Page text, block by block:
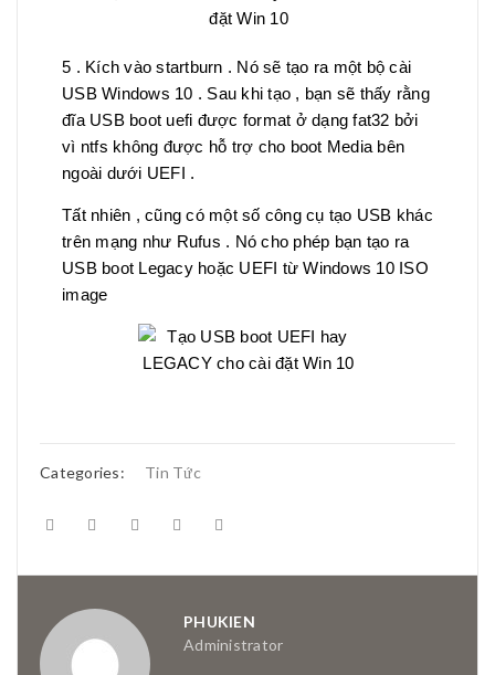
5 . Kích vào startburn . Nó sẽ tạo ra một bộ cài
USB Windows 10 . Sau khi tạo , bạn sẽ thấy rằng
đĩa USB boot uefi được format ở dạng fat32 bởi
vì ntfs không được hỗ trợ cho boot Media bên
ngoài dưới UEFI .
Tất nhiên , cũng có một số công cụ tạo USB khác
trên mạng như Rufus . Nó cho phép bạn tạo ra
USB boot Legacy hoặc UEFI từ Windows 10 ISO
image
Categories: Tin Tức
PHUKIEN
Administrator